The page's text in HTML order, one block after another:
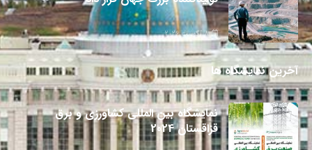
8 آگوست 2026
آخرین نمایشگاه ها
نمایشگاه بین المللی کشاورزی و برق
قزاقستان 2024